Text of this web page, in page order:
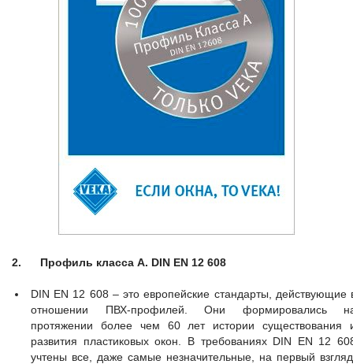
2. Профиль класса А. DIN EN 12 608
DIN EN 12 608 – это европейские стандарты, действующие
отношении ПВХ-профилей. Они формировались
протяжении более чем 60 лет истории существования
развития пластиковых окон. В требованиях DIN EN 12
учтены все, даже самые незначительные, на первый